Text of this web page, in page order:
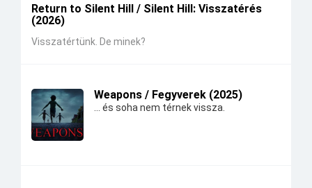
Return to Silent Hill / Silent Hill: Visszatérés
(2026)
Visszatértünk. De minek?
Weapons / Fegyverek (2025)
... és soha nem térnek vissza.